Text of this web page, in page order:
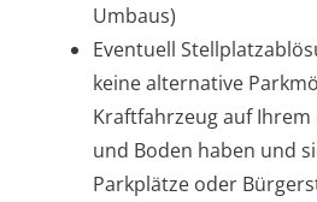
Umbaus)
Eventuell
keine alternative
Kraftfahrzeug auf
und Boden haben und
Parkplätze oder